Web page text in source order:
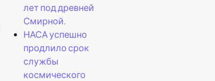
лет под древней
Смирной.
НАСА успешно
продлило срок
службы
космического